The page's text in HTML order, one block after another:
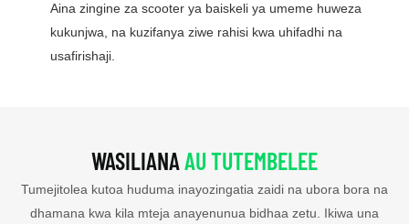
Aina zingine za scooter ya baiskeli ya umeme huweza
kukunjwa, na kuzifanya ziwe rahisi kwa uhifadhi na
usafirishaji.
WASILIANAAU TUTEMBELEE
Tumejitolea kutoa huduma inayozingatia zaidi na ubora bora na
dhamana kwa kila mteja anayenunua bidhaa zetu. Ikiwa una